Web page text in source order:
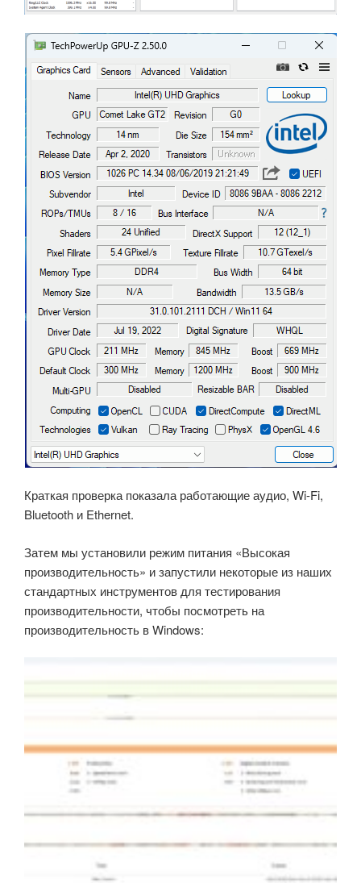
Краткая проверка показала работающие аудио, Wi-Fi,
Bluetooth и Ethernet.
Затем мы установили режим питания «Высокая
производительность» и запустили некоторые из наших
стандартных инструментов для тестирования
производительности, чтобы посмотреть на
производительность в Windows: